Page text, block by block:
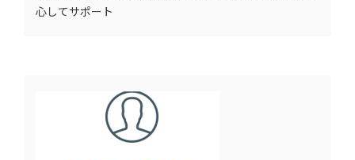
心してサポート